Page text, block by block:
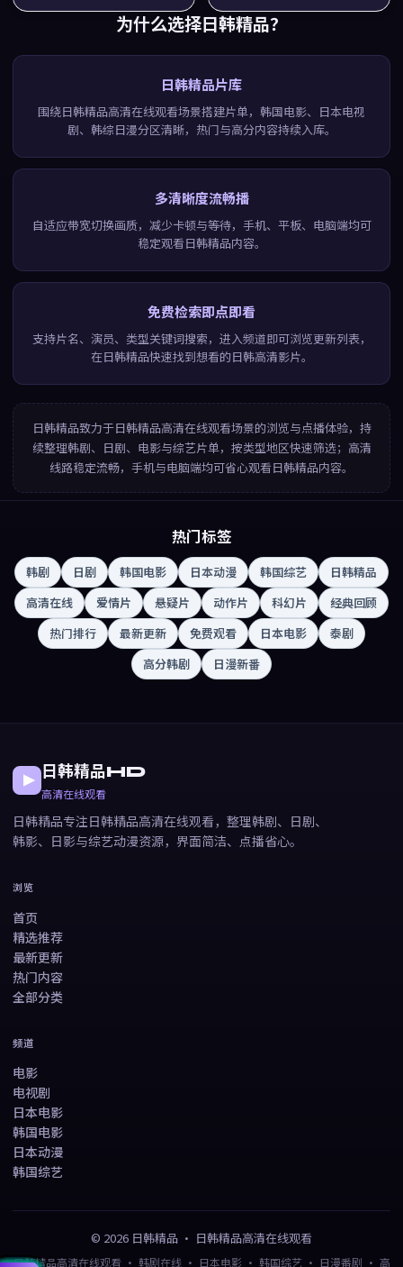
为什么选择日韩精品？
日韩精品片库
围绕日韩精品高清在线观看场景搭建片单，韩国电影、日本电视
剧、韩综日漫分区清晰，热门与高分内容持续入库。
多清晰度流畅播
自适应带宽切换画质，减少卡顿与等待，手机、平板、电脑端均可
稳定观看日韩精品内容。
免费检索即点即看
支持片名、演员、类型关键词搜索，进入频道即可浏览更新列表，
在日韩精品快速找到想看的日韩高清影片。
日韩精品致力于日韩精品高清在线观看场景的浏览与点播体验，持
续整理韩剧、日剧、电影与综艺片单，按类型地区快速筛选；高清
线路稳定流畅，手机与电脑端均可省心观看日韩精品内容。
热门标签
韩剧 日剧 韩国电影 日本动漫 韩国综艺
日韩精品
高清在线
爱情片 悬疑片 动作片 科幻片
经典回顾
热门排行
最新更新 免费观看 日本电影
泰剧
高分韩剧
日漫新番
日韩精品HD
高清在线观看
日韩精品专注日韩精品高清在线观看，整理韩剧、日剧、
韩影、日影与综艺动漫资源，界面简洁、点播省心。
浏览
首页
精选推荐
最新更新
热门内容
全部分类
频道
电影
电视剧
日本电影
韩国电影
日本动漫
韩国综艺
© 2026 日韩精品 · 日韩精品高清在线观看
日韩精品高清在线观看 · 韩剧在线 · 日本电影 · 韩国综艺 · 日漫番剧 · 高